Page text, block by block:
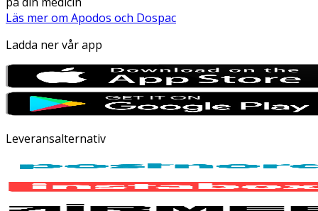
Läs mer om Apodos och Dospac
Ladda ner vår app
Leveransalternativ